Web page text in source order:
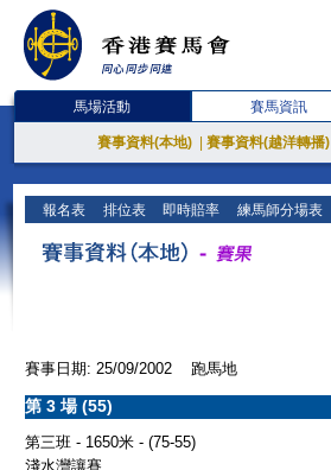
馬場活動 賽馬資訊
賽事資料(本地) 賽事資料(越洋轉播)
報名表 排位表 即時賠率 練馬師分場表
賽事日期: 25/09/2002 跑馬地
第 3 場 (55)
第三班 - 1650米 - (75-55)
淺水灣讓賽